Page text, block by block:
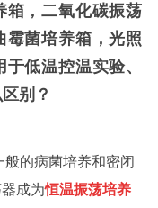
箱，二氧化碳振荡
霉菌培养箱，光照
低温控温实验、
别？
的病菌培养和密闭
成为恒温振荡培养